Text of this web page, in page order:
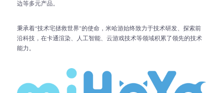
边等多元产品。
秉承着“技术宅拯救世界”的使命，米哈游始终致力于技术研发、探索前
沿科技，在卡通渲染、人工智能、云游戏技术等领域积累了领先的技术
能力。